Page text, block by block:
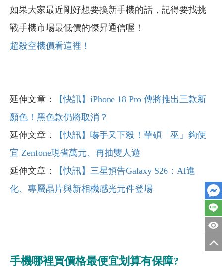
如果大家最近剛好想要換新手機的話，記得要找挑
戰手機市場最低價的傑昇通信喔！
超殺空機價看這裡！
延伸文章：
【快訊】iPhone 18 Pro 傳將推出三款新
顏色！黑色款仍將取消？
延伸文章：
【快訊】嚇手又下殺！華碩「巫」夠便
宜 Zenfone現省萬元、再抽雙人遊
延伸文章：
【快訊】三星預告Galaxy S26：AI進
化、專屬晶片與新相機感光元件登場
手機哪裡買價格最便宜划算有保障?